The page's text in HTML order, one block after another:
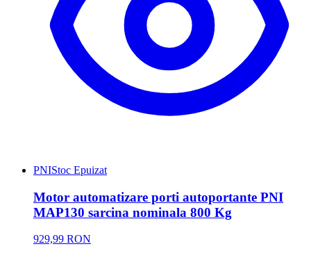
PNIStoc Epuizat
Motor automatizare porti autoportante PNI
MAP130 sarcina nominala 800 Kg
929,99 RON